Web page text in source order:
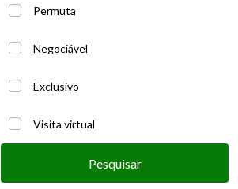
Permuta
Negociável
Exclusivo
Visita virtual
Pesquisar